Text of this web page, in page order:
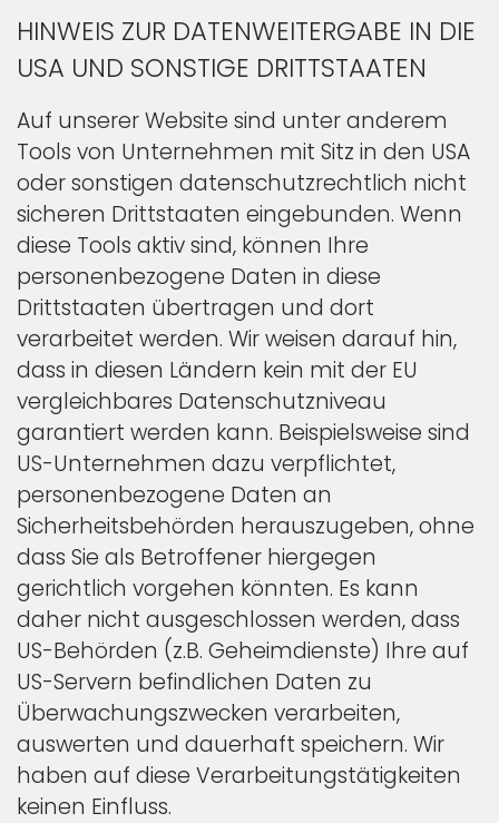
HINWEIS ZUR DATENWEITERGABE IN DIE
USA UND SONSTIGE DRITTSTAATEN
Auf unserer Website sind unter anderem
Tools von Unternehmen mit Sitz in den USA
oder sonstigen datenschutzrechtlich nicht
sicheren Drittstaaten eingebunden. Wenn
diese Tools aktiv sind, können Ihre
personenbezogene Daten in diese
Drittstaaten übertragen und dort
verarbeitet werden. Wir weisen darauf hin,
dass in diesen Ländern kein mit der EU
vergleichbares Datenschutzniveau
garantiert werden kann. Beispielsweise sind
US-Unternehmen dazu verpflichtet,
personenbezogene Daten an
Sicherheitsbehörden herauszugeben, ohne
dass Sie als Betroffener hiergegen
gerichtlich vorgehen könnten. Es kann
daher nicht ausgeschlossen werden, dass
US-Behörden (z.B. Geheimdienste) Ihre auf
US-Servern befindlichen Daten zu
Überwachungszwecken verarbeiten,
auswerten und dauerhaft speichern. Wir
haben auf diese Verarbeitungstätigkeiten
keinen Einfluss.